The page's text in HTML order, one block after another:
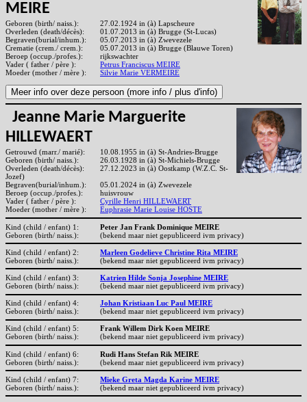
MEIRE
Geboren (birth/ naiss.):
27.02.1924 in (à) Lapscheure
Overleden (death/décès):
01.07.2013 in (à) Brugge (St-Lucas)
Begraven(burial/inhum.):
05.07.2013 in (à) Zwevezele
Crematie (crem./ crem.):
05.07.2013 in (à) Brugge (Blauwe Toren)
Beroep (occup./profes.):
rijkswachter
Vader ( father / père ):
Petrus Franciscus MEIRE
Moeder (mother / mère ):
Silvie Marie VERMEIRE
Jeanne Marie Marguerite
HILLEWAERT
Getrouwd (marr./ marié):
10.08.1955 in (à) St-Andries-Brugge
Geboren (birth/ naiss.):
26.03.1928 in (à) St-Michiels-Brugge
Overleden (death/décès):
27.12.2023 in (à) Oostkamp (W.Z.C. St-
Jozef)
Begraven(burial/inhum.):
05.01.2024 in (à) Zwevezele
Beroep (occup./profes.):
huisvrouw
Vader ( father / père ):
Cyrille Henri HILLEWAERT
Moeder (mother / mère ):
Euphrasie Marie Louise HOSTE
Kind (child / enfant) 1:
Peter Jan Frank Dominique MEIRE
Geboren (birth/ naiss.):
(bekend maar niet gepubliceerd ivm privacy)
Kind (child / enfant) 2:
Marleen Godelieve Christine Rita MEIRE
Geboren (birth/ naiss.):
(bekend maar niet gepubliceerd ivm privacy)
Kind (child / enfant) 3:
Katrien Hilde Sonja Josephine MEIRE
Geboren (birth/ naiss.):
(bekend maar niet gepubliceerd ivm privacy)
Kind (child / enfant) 4:
Johan Kristiaan Luc Paul MEIRE
Geboren (birth/ naiss.):
(bekend maar niet gepubliceerd ivm privacy)
Kind (child / enfant) 5:
Frank Willem Dirk Koen MEIRE
Geboren (birth/ naiss.):
(bekend maar niet gepubliceerd ivm privacy)
Kind (child / enfant) 6:
Rudi Hans Stefan Rik MEIRE
Geboren (birth/ naiss.):
(bekend maar niet gepubliceerd ivm privacy)
Kind (child / enfant) 7:
Mieke Greta Magda Karine MEIRE
Geboren (birth/ naiss.):
(bekend maar niet gepubliceerd ivm privacy)